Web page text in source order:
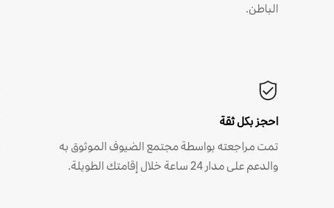
الباطن.
احجز بكل ثقة
تمت مراجعته بواسطة مجتمع الضيوف الموثوق به
والدعم على مدار 24 ساعة خلال إقامتك الطويلة.